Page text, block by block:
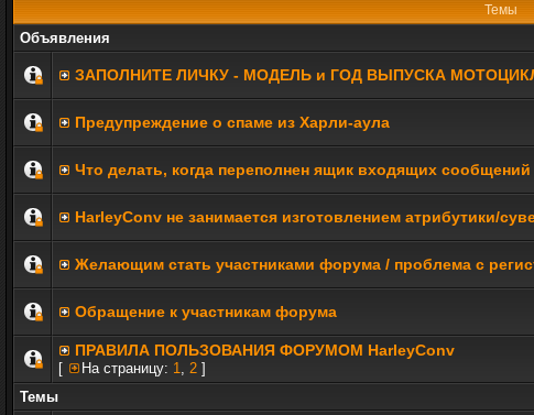
Темы
Объявления
ЗАПОЛНИТE ЛИЧКУ - МОДЕЛЬ и ГОД ВЫПУСКА
Предупреждение о спаме из Харли-аула
Что делать, когда переполнен ящик входящих сообщений
HarleyConv не занимается изготовлением атрибутики/
Желающим стать участниками форума / проблема с
Обращение к участникам форума
ПРАВИЛА ПОЛЬЗОВАНИЯ ФОРУМОМ HarleyConv
[ На страницу: 1, 2 ]
Темы